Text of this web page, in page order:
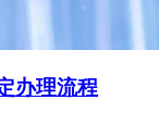
办理流程